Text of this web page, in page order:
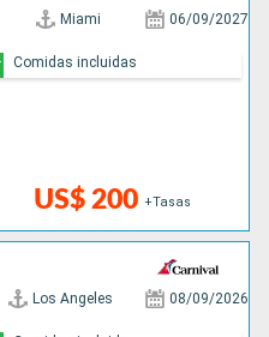
Miami 06/09/2027
US$ 200 +Tasas
Comidas incluidas
Los Angeles 08/09/2026